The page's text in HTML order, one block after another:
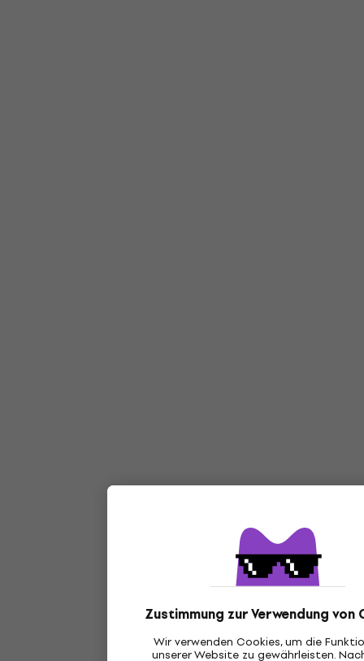
Zustimmung zur Verwendung von
Wir verwenden Cookies, um die
unserer Website zu gewährleisten.